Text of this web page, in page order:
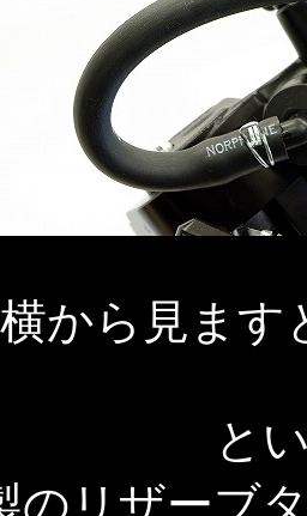
横から見ます
と
のリザーブ